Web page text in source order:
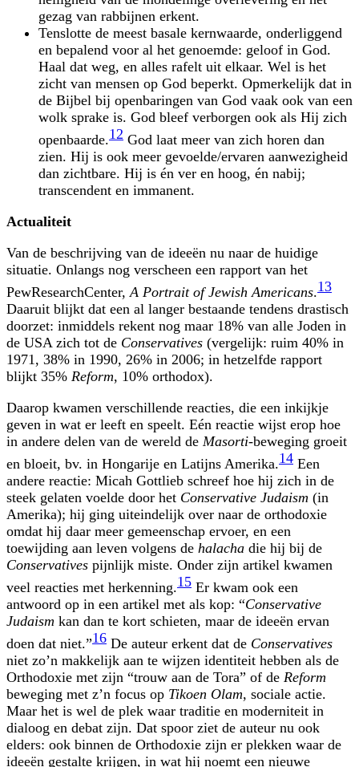
gezag van rabbijnen erkent.
Tenslotte de meest basale kernwaarde, onderliggend
en bepalend voor al het genoemde: geloof in God.
Haal dat weg, en alles rafelt uit elkaar. Wel is het
zicht van mensen op God beperkt. Opmerkelijk dat in
de Bijbel bij openbaringen van God vaak ook van een
wolk sprake is. God bleef verborgen ook als Hij zich
openbaarde.12 God laat meer van zich horen dan
zien. Hij is ook meer gevoelde/ervaren aanwezigheid
dan zichtbare. Hij is én ver en hoog, én nabij;
transcendent en immanent.
Actualiteit
Van de beschrijving van de ideeën nu naar de huidige
situatie. Onlangs nog verscheen een rapport van het
PewResearchCenter, A Portrait of Jewish Americans.13
Daaruit blijkt dat een al langer bestaande tendens drastisch
doorzet: inmiddels rekent nog maar 18% van alle Joden in
de USA zich tot de Conservatives (vergelijk: ruim 40% in
1971, 38% in 1990, 26% in 2006; in hetzelfde rapport
blijkt 35% Reform, 10% orthodox).
Daarop kwamen verschillende reacties, die een inkijkje
geven in wat er leeft en speelt. Eén reactie wijst erop hoe
in andere delen van de wereld de Masorti-beweging groeit
en bloeit, bv. in Hongarije en Latijns Amerika.14 Een
andere reactie: Micah Gottlieb schreef hoe hij zich in de
steek gelaten voelde door het Conservative Judaism (in
Amerika); hij ging uiteindelijk over naar de orthodoxie
omdat hij daar meer gemeenschap ervoer, en een
toewijding aan leven volgens de halacha die hij bij de
Conservatives pijnlijk miste. Onder zijn artikel kwamen
veel reacties met herkenning.15 Er kwam ook een
antwoord op in een artikel met als kop: “Conservative
Judaism kan dan te kort schieten, maar de ideeën ervan
doen dat niet.”16 De auteur erkent dat de Conservatives
niet zo’n makkelijk aan te wijzen identiteit hebben als de
Orthodoxie met zijn “trouw aan de Tora” of de Reform
beweging met z’n focus op Tikoen Olam, sociale actie.
Maar het is wel de plek waar traditie en moderniteit in
dialoog en debat zijn. Dat spoor ziet de auteur nu ook
elders: ook binnen de Orthodoxie zijn er plekken waar de
ideeën gestalte krijgen, in wat hij noemt een nieuwe